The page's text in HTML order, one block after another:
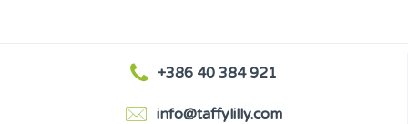
+386 40 384 921
info@taffylilly.com